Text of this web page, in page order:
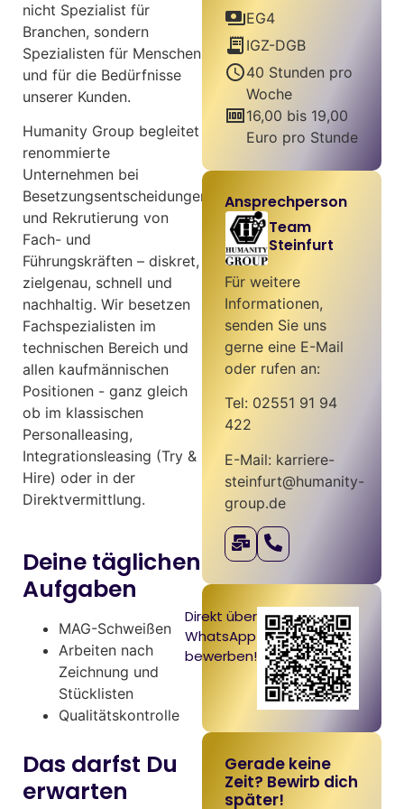
nicht Spezialist für
Branchen, sondern
Spezialisten für Menschen
und für die Bedürfnisse
unserer Kunden.
Humanity Group begleitet
renommierte
Unternehmen bei
Besetzungsentscheidungen
und Rekrutierung von
Fach- und
Führungskräften – diskret,
zielgenau, schnell und
nachhaltig. Wir besetzen
Fachspezialisten im
technischen Bereich und
allen kaufmännischen
Positionen - ganz gleich
ob im klassischen
Personalleasing,
Integrationsleasing (Try &
Hire) oder in der
Direktvermittlung.
Deine täglichen
Aufgaben
MAG-Schweißen
Arbeiten nach
Zeichnung und
Stücklisten
Qualitätskontrolle
Das darfst Du
erwarten
paymentsEG4
receipt_long IGZ-DGB
schedule40 Stunden pro
Woche
money16,00 bis 19,00
Euro pro Stunde
Ansprechperson
Team
Steinfurt
Für weitere
Informationen,
senden Sie uns
gerne eine E-Mail
oder rufen an:
Tel: 02551 91 94
422
E-Mail: karriere-
steinfurt@humanity-
group.de
Direkt über
WhatsApp
bewerben!
Gerade keine
Zeit? Bewirb dich
später!